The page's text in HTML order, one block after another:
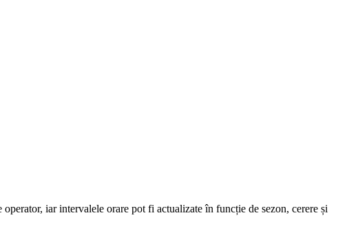
iar intervalele orare pot fi actualizate în funcție de sezon, cerere și